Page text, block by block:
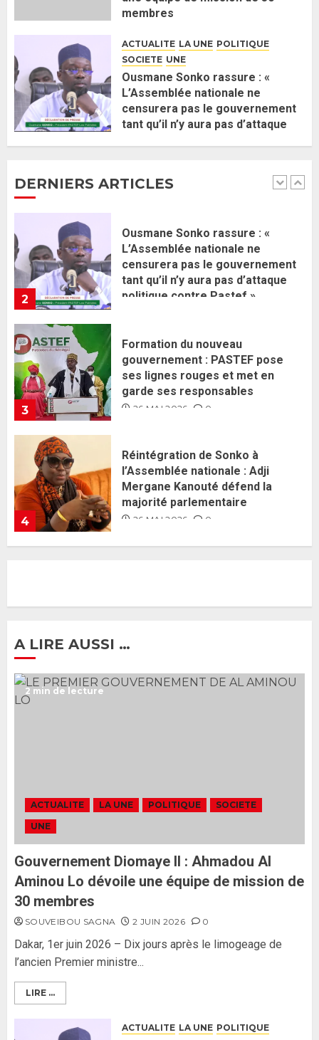
membres
ACTUALITE LA UNE POLITIQUE
SOCIETE UNE
Ousmane Sonko rassure : «
L’Assemblée nationale ne
censurera pas le gouvernement
tant qu’il n’y aura pas d’attaque
DERNIERS ARTICLES
1
Gouvernement Diomaye II :
une équipe de mission de 30
membres
2 JUIN 2026 0
2
Ousmane Sonko rassure : «
politique contre Pastef »
3
Formation du nouveau
gouvernement : PASTEF pose
ses lignes rouges et met en
garde ses responsables
26 MAI 2026 0
4
Réintégration de Sonko à
l’Assemblée nationale : Adji
Mergane Kanouté défend la
majorité parlementaire
26 MAI 2026 0
5
Guy Marius Sagna inquiet après la
nomination d’Al Aminou Lo : «
J’espère me tromper »
26 MAI 2026 0
Ousmane Sonko rassure : «
3
gouvernement : PASTEF pose
A LIRE AUSSI …
2 min de lecture
ACTUALITE LA UNE POLITIQUE
SOCIETE
UNE
Gouvernement Diomaye II : Ahmadou Al
Aminou Lo dévoile une équipe de mission de
30 membres
SOUVEIBOU SAGNA 2 JUIN 2026 0
Dakar, 1er juin 2026 – Dix jours après le limogeage de
l’ancien Premier ministre...
LIRE ...
ACTUALITE LA UNE POLITIQUE